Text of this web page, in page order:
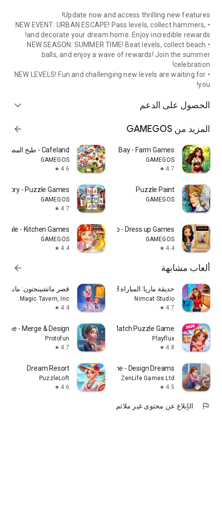
Update now and access thrilling new features!
• NEW EVENT: URBAN ESCAPE! Pass levels, collect hammers,
and decorate your dream home. Enjoy incredible rewards!
• NEW SEASON: SUMMER TIME! Beat levels, collect beach
balls, and enjoy a wave of rewards! Join the summer
celebration!
• NEW LEVELS! Fun and challenging new levels are waiting for
you!
الحصول على الدعم expand_more
المزيد من GAMEGOS arrow_forward
Adventure Bay - Farm Games
GAMEGOS
4.7
star
Cafeland - طبخ المطاعم
GAMEGOS
4.6
star
Puzzle Paint
GAMEGOS
Story - Puzzle Games
GAMEGOS
4.7
star
Fashion Cup - Dress up Games
GAMEGOS
4.4
star
Tale - Kitchen Games
GAMEGOS
4.4
star
ألعاب مشابهة arrow_forward
حديقة ماريا: المباراة 3 ألعاب
Nimcat Studio
4.7
star
قصر ماتشينجتون: ماتش-3
Magic Tavern, Inc.
4.4
star
Tile Family®:Match Puzzle Game
Playflux
4.8
star
- Merge & Design
Protofun
4.7
star
My Home - Design Dreams
ZenLife Games Ltd
4.5
star
Dream Resort
PuzzleLoft
4.6
star
flag الإبلاغ عن محتوى غير ملائم